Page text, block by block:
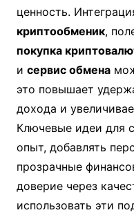
ценность.
криптообменик,
покупка
и сервис обмена
это повышает
дохода и
Ключевые идеи для
опыт, добавлять
прозрачные
доверие через
использовать эти